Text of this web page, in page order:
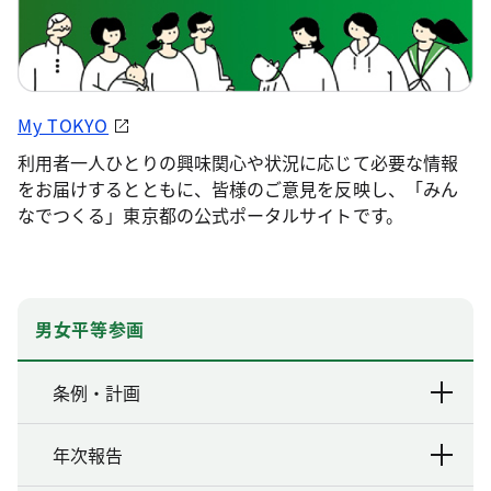
My TOKYO
利用者一人ひとりの興味関心や状況に応じて必要な情報
をお届けするとともに、皆様のご意見を反映し、「みん
なでつくる」東京都の公式ポータルサイトです。
男女平等参画
条例・計画
年次報告